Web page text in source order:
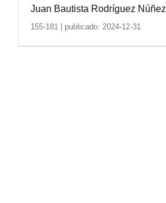
Juan Bautista Rodríguez Núñez
155-181 publicado: 2024-12-31